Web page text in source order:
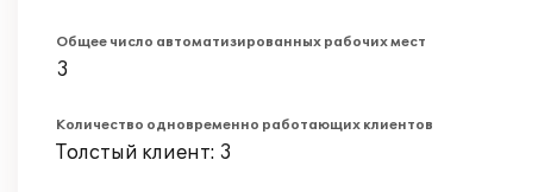
Общее число автоматизированных рабочих мест
3
Количество одновременно работающих клиентов
Толстый клиент: 3